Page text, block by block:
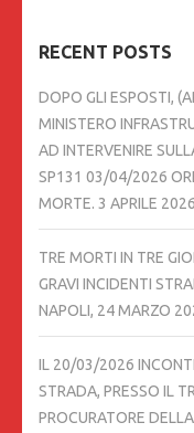
RECENT POSTS
DOPO GLI ESPOSTI,
MINISTERO
AD INTERVENIRE
SP131 03/04/2026
MORTE. 3 APRILE 2026
TRE MORTI IN TRE
GRAVI INCIDENTI
NAPOLI, 24 MARZO
IL 20/03/2026
STRADA, PRESSO IL
PROCURATORE